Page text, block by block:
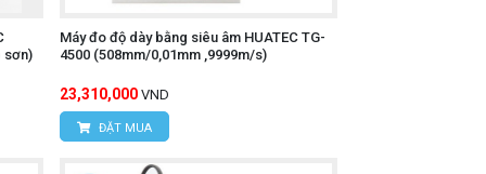
sơn)
Máy đo độ dày bằng siêu âm HUATEC TG-
4500 (508mm/0,01mm ,9999m/s)
23,310,000 VND
ĐẶT MUA